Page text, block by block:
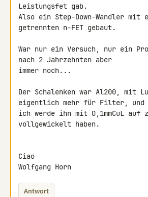
Leistungsfet gab.
Also ein Step-Down-Wandler mit
getrennten n-FET gebaut.
War nur ein Versuch, nur ein
nach 2 Jahrzehnten aber
immer noch...
Der Schalenken war Al200, mit
eigentlich mehr für Filter, und
ich werde ihn mit 0,1mmCuL auf
vollgewickelt haben.
Ciao
Wolfgang Horn
Antwort